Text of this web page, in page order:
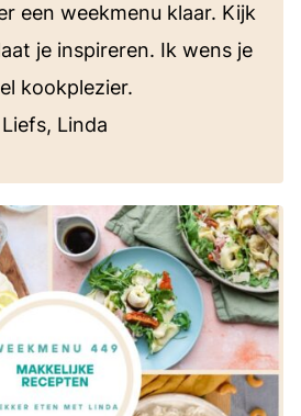
een weekmenu klaar. Kijk
je inspireren. Ik wens je
kookplezier.
Liefs, Linda